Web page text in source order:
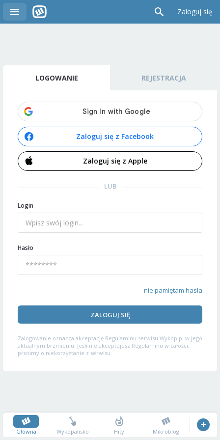
Zaloguj się
LOGOWANIE REJESTRACJA
Zaloguj się z Facebook
Zaloguj się z Apple
LUB
Login
Hasło
nie pamiętam hasła
ZALOGUJ SIĘ
Zalogowanie oznacza akceptację Regulaminu serwisu Wykop.pl w jego
aktualnym brzmieniu. Jeśli nie akceptujesz Regulaminu w całości,
prosimy o niekorzystanie z serwisu.
Główna Wykopalisko Hity Mikroblog